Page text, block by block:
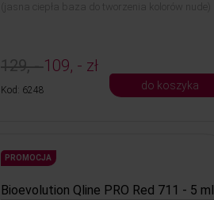
(jasna ciepła baza do tworzenia kolorów nude)
129, -109, - zł
Kod: 6248 do koszyka
PROMOCJA
Bioevolution Qline PRO Red 711 - 5 ml